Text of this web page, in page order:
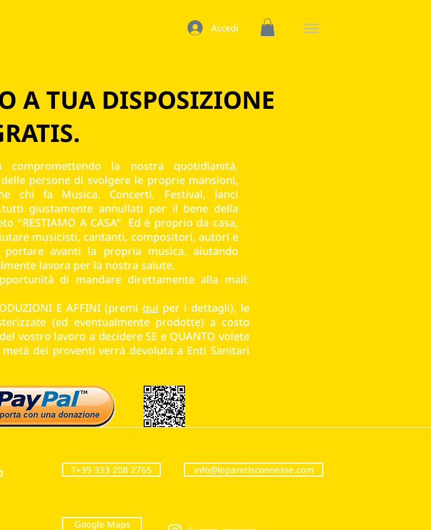
Accedi
A TUA DISPOSIZIONE
compromettendo la nostra quotidianità,
persone di svolgere le proprie mansioni,
chi fa Musica. Concerti, Festival, lanci
giustamente annullati per il bene della
"RESTIAMO A CASA". Ed è proprio da casa,
musicisti, cantanti, compositori, autori e
avanti la propria musica, aiutando
lavora per la nostra salute.
di mandare direttamente alla mail:
E AFFINI (premi qui per i dettagli), le
(ed eventualmente prodotte) a costo
vostro lavoro a decidere SE e QUANTO volete
dei proventi verrà devoluta a Enti Sanitari
T+39 333 208 2765 info@leparetisconnesse.com
Google Maps